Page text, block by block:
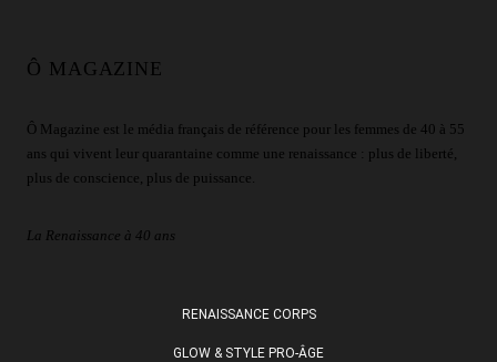
Ô MAGAZINE
Ô Magazine est le média français de référence pour les femmes de 40 à 55
ans qui vivent leur quarantaine comme une renaissance : plus de liberté,
plus de conscience, plus de puissance.
La Renaissance à 40 ans
RENAISSANCE CORPS
GLOW & STYLE PRO-ÂGE